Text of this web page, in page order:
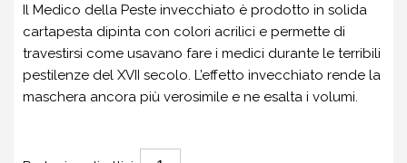
Il Medico della Peste invecchiato è prodotto in solida
cartapesta dipinta con colori acrilici e permette di
travestirsi come usavano fare i medici durante le terribili
pestilenze del XVII secolo. L’effetto invecchiato rende la
maschera ancora più verosimile e ne esalta i volumi.